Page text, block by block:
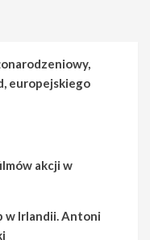
europejskiego
akcji w
w Irlandii. Antoni